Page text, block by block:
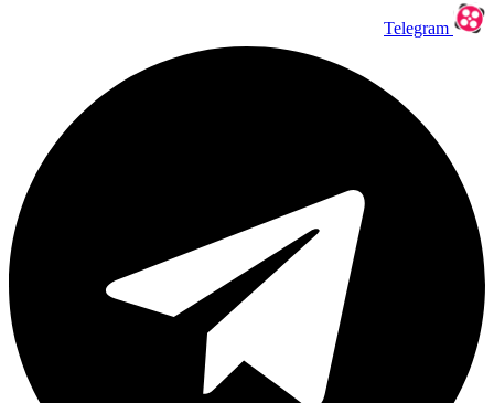
Telegram